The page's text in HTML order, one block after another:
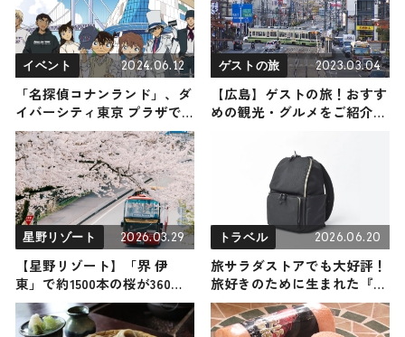
イベント 2024.06.12
「名探偵コナンランド」、ダ
イバーシティ東京 プラザで
開催 新コンテンツも多数登
場
ゲストの旅 2023.03.04
【広島】ゲストの旅！おすす
めの観光・グルメをご紹介
星野リゾート 2026.03.29
【星野リゾート】「界 伊
東」で約1500本の桜が360度
の大パノラマで迫りくる『桜
オープンバスツアー』が開
トラベル 2026.06.20
旅サラダストアでも大好評！
旅好きのために生まれた『ト
ラベラーズリュック』を2名
様にプレゼント！